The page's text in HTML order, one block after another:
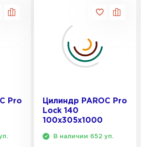
Pro
Цилиндр PAROC Pro
Lock 140
100х305х1000
В наличии 652 уп.
Knauf
Isoroc
Isover